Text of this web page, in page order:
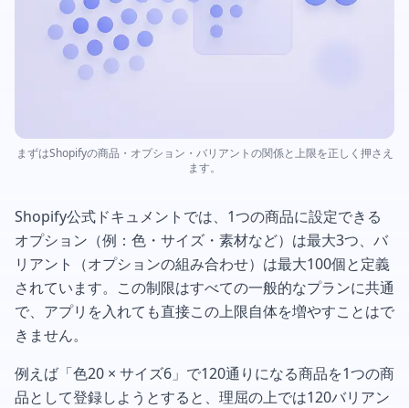
まずはShopifyの商品・オプション・バリアントの関係と上限を正しく押さえ
ます。
Shopify公式ドキュメントでは、1つの商品に設定できる
オプション（例：色・サイズ・素材など）は最大3つ、バ
リアント（オプションの組み合わせ）は最大100個と定義
されています。この制限はすべての一般的なプランに共通
で、アプリを入れても直接この上限自体を増やすことはで
きません。
例えば「色20 × サイズ6」で120通りになる商品を1つの商
品として登録しようとすると、理屈の上では120バリアン